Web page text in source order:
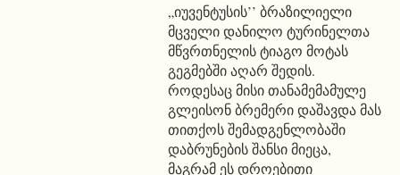
„იუვენტუსის’’ ბრაზილიელი
მცველი დანილო ტურინელთა
მწვრთნელის ტიაგო მოტას
გეგმებში აღარ შედის.
როდესაც მისი თანამემამულე
გლეისონ ბრემერი დაშავდა მას
თითქოს შემადგენლობაში
დაბრუნების შანსი მიეცა,
მაგრამ ეს დროებითი